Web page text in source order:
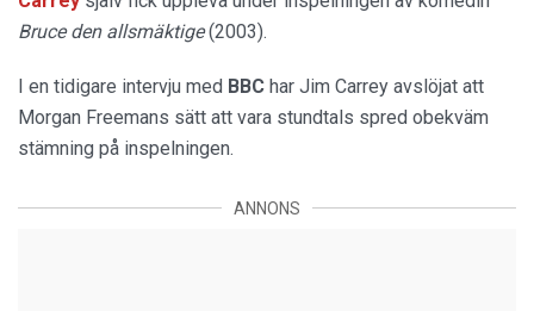
Bruce den allsmäktige(2003).
I en tidigare intervju med BBC har Jim Carrey avslöjat att
Morgan Freemans sätt att vara stundtals spred obekväm
stämning på inspelningen.
ANNONS